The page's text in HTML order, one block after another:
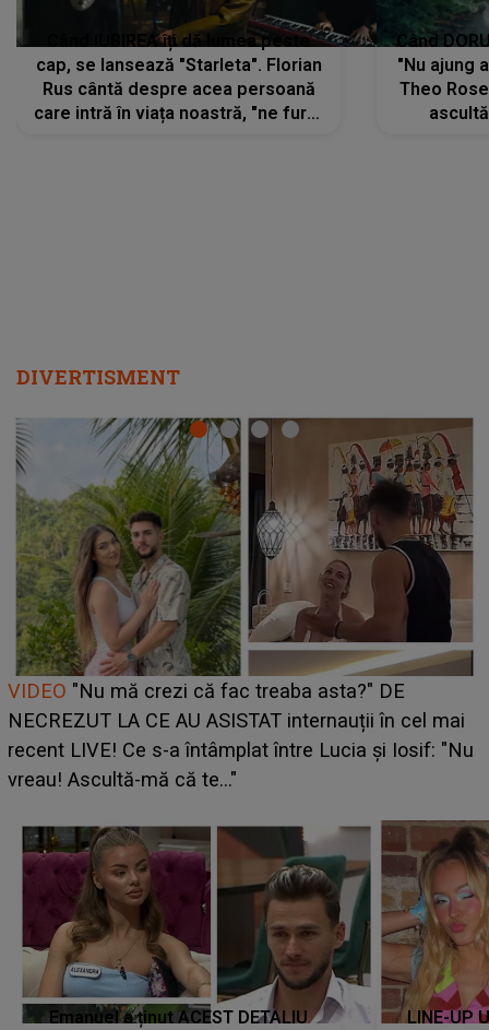
Când IUBIREA îți dă lumea peste
cap, se lansează "Starleta". Florian
Rus cântă despre acea persoană
care intră în viața noastră, "ne fură"
Când
"Nu ajung
Theo
DIVERTISMENT
Cine este Bianca, tânăra clujeancă luată pe scenă la
UNTOLD ONE de Zara Larsson? Aceasta a dezvăluit
ce i-a spus artista suedeză în culise: „Nu am fost
pregătită...”
Emanuel a ținut ACEST DETALIU
LINE-UP